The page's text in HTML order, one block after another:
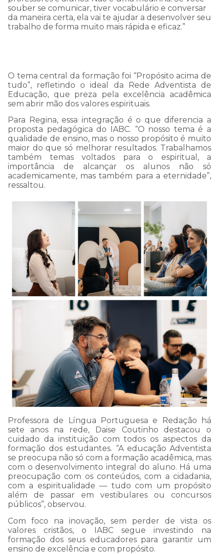
souber se comunicar, tiver vocabulário e conversar
da maneira certa, ela vai te ajudar a desenvolver seu
trabalho de forma muito mais rápida e eficaz.”
O tema central da formação foi “Propósito acima de
tudo”, refletindo o ideal da Rede Adventista de
Educação, que preza pela excelência acadêmica
sem abrir mão dos valores espirituais.
Para Regina, essa integração é o que diferencia a
proposta pedagógica do IABC. “O nosso tema é a
qualidade de ensino, mas o nosso propósito é muito
maior do que só melhorar resultados. Trabalhamos
também temas voltados para o espiritual, a
importância de alcançar os alunos não só
academicamente, mas também para a eternidade”,
ressaltou.
Professora de Língua Portuguesa e Redação há
sete anos na rede, Daise Coutinho destacou o
cuidado da instituição com todos os aspectos da
formação dos estudantes. “A educação Adventista
se preocupa não só com a formação acadêmica, mas
com o desenvolvimento integral do aluno. Há uma
preocupação com os conteúdos, com a cidadania,
com a espiritualidade — tudo com um propósito
além de passar em vestibulares ou concursos
públicos”, observou.
Com foco na inovação, sem perder de vista os
valores cristãos, o IABC segue investindo na
formação dos seus educadores para garantir um
ensino de excelência e com propósito.
que o normal.
informamos que estamos
trabalhando arduamente
para resolver esta questão!
Prazo de normalização:
quinta-feira, 23/11/2023 às
17h
Nossa equipe está ligando
para cada mensagem
enviada!
Caso queira falar
diretamente conosco ligue
no número (62) 3395-
Estou ciente - Fechar Aviso